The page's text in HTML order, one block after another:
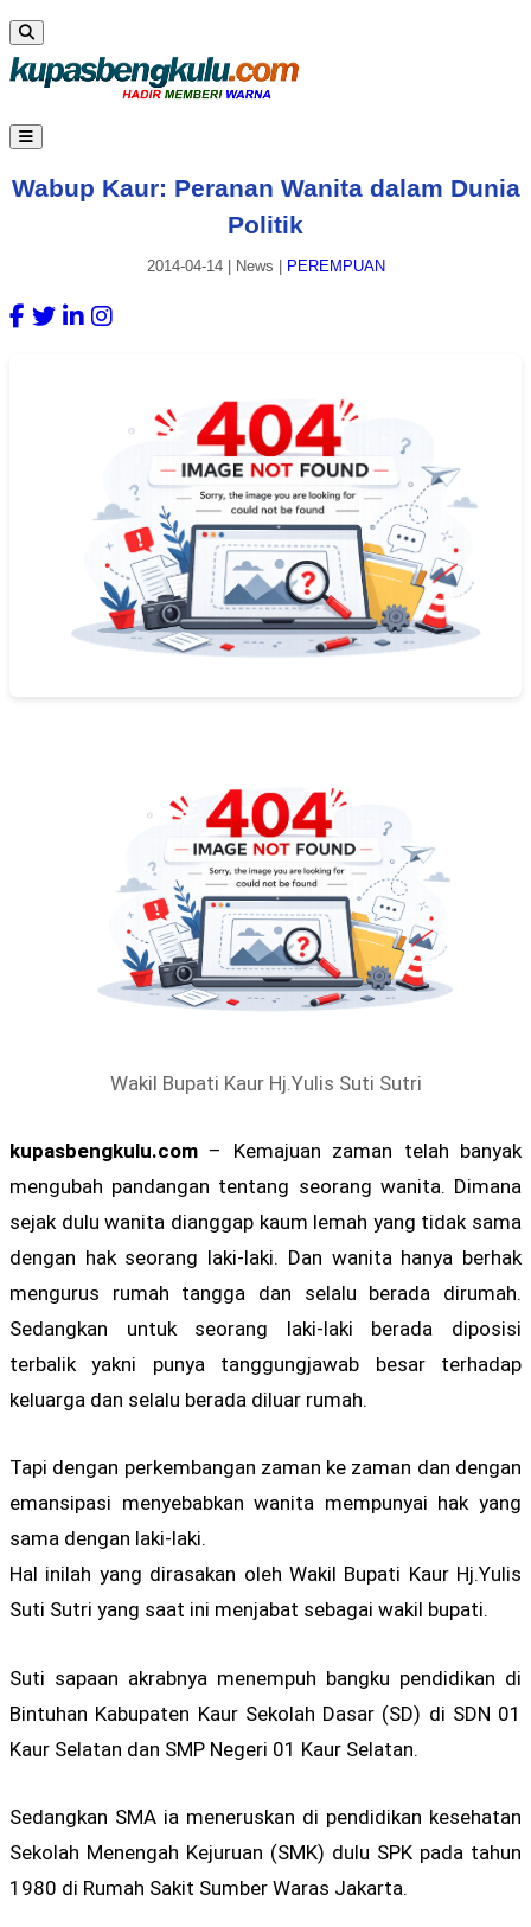
Wabup Kaur: Peranan Wanita dalam Dunia
Politik
2014-04-14| News PEREMPUAN
Wakil Bupati Kaur Hj.Yulis Suti Sutri
kupasbengkulu.com – Kemajuan zaman telah banyak
mengubah pandangan tentang seorang wanita. Dimana
sejak dulu wanita dianggap kaum lemah yang tidak sama
dengan hak seorang laki-laki. Dan wanita hanya berhak
mengurus rumah tangga dan selalu berada dirumah.
Sedangkan untuk seorang laki-laki berada diposisi
terbalik yakni punya tanggungjawab besar terhadap
keluarga dan selalu berada diluar rumah.
Tapi dengan perkembangan zaman ke zaman dan dengan
emansipasi menyebabkan wanita mempunyai hak yang
sama dengan laki-laki.
Hal inilah yang dirasakan oleh Wakil Bupati Kaur Hj.Yulis
Suti Sutri yang saat ini menjabat sebagai wakil bupati.
Suti sapaan akrabnya menempuh bangku pendidikan di
Bintuhan Kabupaten Kaur Sekolah Dasar (SD) di SDN 01
Kaur Selatan dan SMP Negeri 01 Kaur Selatan.
Sedangkan SMA ia meneruskan di pendidikan kesehatan
Sekolah Menengah Kejuruan (SMK) dulu SPK pada tahun
1980 di Rumah Sakit Sumber Waras Jakarta.